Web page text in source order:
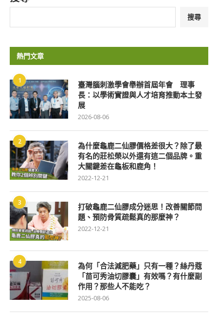
搜尋
熱門文章
1
臺灣腦刺激學會舉辦首屆年會 理事
長：以學術實證與人才培育推動本土發
展
2026-08-06
2
為什麼龜鹿二仙膠價格差很大？除了最
有名的莊松榮以外還有這二個品牌。重
大關鍵差在龜板和鹿角！
2022-12-21
3
打破龜鹿二仙膠成分迷思！改善關節問
題、預防骨質疏鬆真的那麼神？
2022-12-21
4
為何「合法減肥藥」只有一種？絲丹蔻
「苗可秀油切膠囊」有效嗎？有什麼副
作用？那些人不能吃？
2025-08-06